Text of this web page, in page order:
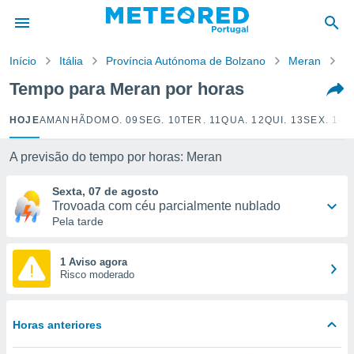
da
foi
as
fornecidas
forma
digital
recolhidas
Início Itália Província Autónoma de Bolzano Meran
Tempo para Meran por horas
HOJEAMANHÃ DOMO. 09 SEG. 10TER. 11QUA. 12QUI. 13SEX. 14
A previsão do tempo por horas: Meran
Sexta, 07 de agosto
Trovoada com céu parcialmente nublado
Pela tarde
1 Aviso agora
Risco moderado
Horas anteriores